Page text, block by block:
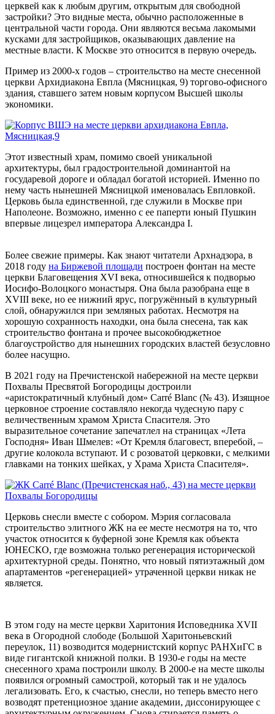
церквей как к любым другим, открытым для свободной
застройки? Это видные места, обычно расположенные в
центральной части города. Они являются весьма лакомыми
кусками для застройщиков, оказывающих давление на
местные власти. К Москве это относится в первую очередь.
Пример из 2000-х годов – строительство на месте снесенной
церкви Архидиакона Евпла (Мясницкая, 9) торгово-офисного
здания, ставшего затем новым корпусом Высшей школы
экономики.
Этот известный храм, помимо своей уникальной
архитектуры, был градостроительной доминантой на
государевой дороге и обладал богатой историей. Именно по
нему часть нынешней Мясницкой именовалась Евпловкой.
Церковь была единственной, где служили в Москве при
Наполеоне. Возможно, именно с ее паперти юный Пушкин
впервые лицезрел императора Александра I.
Более свежие примеры. Как знают читатели Архнадзора, в
2018 году на Биржевой площади построен фонтан на месте
церкви Благовещения XVI века, относившейся к подворью
Иосифо-Волоцкого монастыря. Она была разобрана еще в
XVIII веке, но ее нижний ярус, погружённый в культурный
слой, обнаружился при земляных работах. Несмотря на
хорошую сохранность находки, она была снесена, так как
строительство фонтана и прочее высокобюджетное
благоустройство для нынешних городских властей безусловно
более насущно.
В 2021 году на Пречистенской набережной на месте церкви
Похвалы Пресвятой Богородицы достроили
«аристократичный клубный дом» Carré Blanc (№ 43). Изящное
церковное строение составляло некогда чудесную пару с
величественным храмом Христа Спасителя. Это
выразительное сочетание запечатлел на страницах «Лета
Господня» Иван Шмелев: «От Кремля благовест, вперебой, –
другие колокола вступают. И с розоватой церковки, с мелкими
главками на тонких шейках, у Храма Христа Спасителя».
Церковь снесли вместе с собором. Мэрия согласовала
строительство элитного ЖК на ее месте несмотря на то, что
участок относится к буферной зоне Кремля как объекта
ЮНЕСКО, где возможна только регенерация исторической
архитектурной среды. Понятно, что новый пятиэтажный дом
апартаментов «регенерацией» утраченной церкви никак не
является.
В этом году на месте церкви Харитония Исповедника XVII
века в Огородной слободе (Большой Харитоньевский
переулок, 11) возводится модернистский корпус РАНХиГС в
виде гигантской книжной полки. В 1930-е годы на месте
снесенного храма построили школу. В 2000-е на месте школы
появился огромный самострой, который так и не удалось
легализовать. Его, к счастью, снесли, но теперь вместо него
возводят претенциозное здание академии, диссонирующее с